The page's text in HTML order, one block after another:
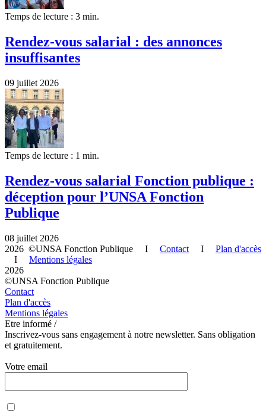
Temps de lecture : 3 min.
Rendez-vous salarial : des annonces
insuffisantes
09 juillet 2026
Temps de lecture : 1 min.
Rendez-vous salarial Fonction publique :
déception pour l’UNSA Fonction
Publique
08 juillet 2026
2026 ©UNSA Fonction Publique I Contact I Plan d'accès
I Mentions légales
2026
©UNSA Fonction Publique
Contact
Plan d'accès
Mentions légales
Etre informé /
Inscrivez-vous sans engagement à notre newsletter. Sans obligation
et gratuitement.
Votre email